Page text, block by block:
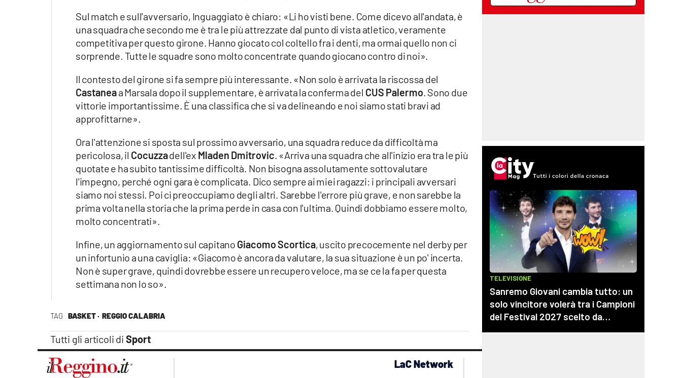
TAG BASKET · REGGIO CALABRIA
Tutti gli articoli di Sport
Sul match e sull'avversario, Inguaggiato è chiaro: «Li ho visti bene. Come dicevo all'andata, è
una squadra che secondo me è tra le più attrezzate dal punto di vista atletico, veramente
competitiva per questo girone. Hanno giocato col coltello fra i denti, ma ormai quello non ci
sorprende. Tutte le squadre sono molto concentrate quando giocano contro di noi».
Il contesto del girone si fa sempre più interessante. «Non solo è arrivata la riscossa del
Castaneaa Marsala dopo il supplementare, è arrivata la conferma del CUS Palermo. Sono due
vittorie importantissime. È una classifica che si va delineando e noi siamo stati bravi ad
approfittarne».
Ora l'attenzione si sposta sul prossimo avversario, una squadra reduce da difficoltà ma
pericolosa, il Cocuzzadell'ex Mladen Dmitrovic. «Arriva una squadra che all'inizio era tra le più
quotate e ha subito tantissime difficoltà. Non bisogna assolutamente sottovalutare
l'impegno, perché ogni gara è complicata. Dico sempre ai miei ragazzi: i principali avversari
siamo noi stessi. Poi ci preoccupiamo degli altri. Sarebbe l'errore più grave, e non sarebbe la
prima volta nella storia che la prima perde in casa con l'ultima. Quindi dobbiamo essere molto,
molto concentrati».
Infine, un aggiornamento sul capitano Giacomo Scortica, uscito precocemente nel derby per
un infortunio a una caviglia: «Giacomo è ancora da valutare, la sua situazione è un po' incerta.
Non è super grave, quindi dovrebbe essere un recupero veloce, ma se ce la fa per questa
settimana non lo so».
LaC Network